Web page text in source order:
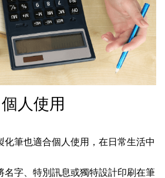
個人使用
化筆也適合個人使用，在日常生活中
名字、特別訊息或獨特設計印刷在筆